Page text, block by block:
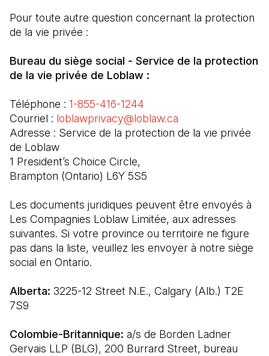
Pour toute autre question concernant la protection
de la vie privée :
Bureau du siège social - Service de la protection
de la vie privée de Loblaw :
Téléphone : 1-855-416-1244
Courriel : loblawprivacy@loblaw.ca
Adresse : Service de la protection de la vie privée
de Loblaw
1 President’s Choice Circle,
Brampton (Ontario) L6Y 5S5
Les documents juridiques peuvent être envoyés à
Les Compagnies Loblaw Limitée, aux adresses
suivantes. Si votre province ou territoire ne figure
pas dans la liste, veuillez les envoyer à notre siège
social en Ontario.
Alberta: 3225-12 Street N.E., Calgary (Alb.) T2E
7S9
Colombie-Britannique: a/s de Borden Ladner
Gervais LLP (BLG), 200 Burrard Street, bureau